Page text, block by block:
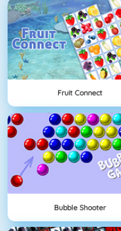
Fruit Connect
Bubble Shooter